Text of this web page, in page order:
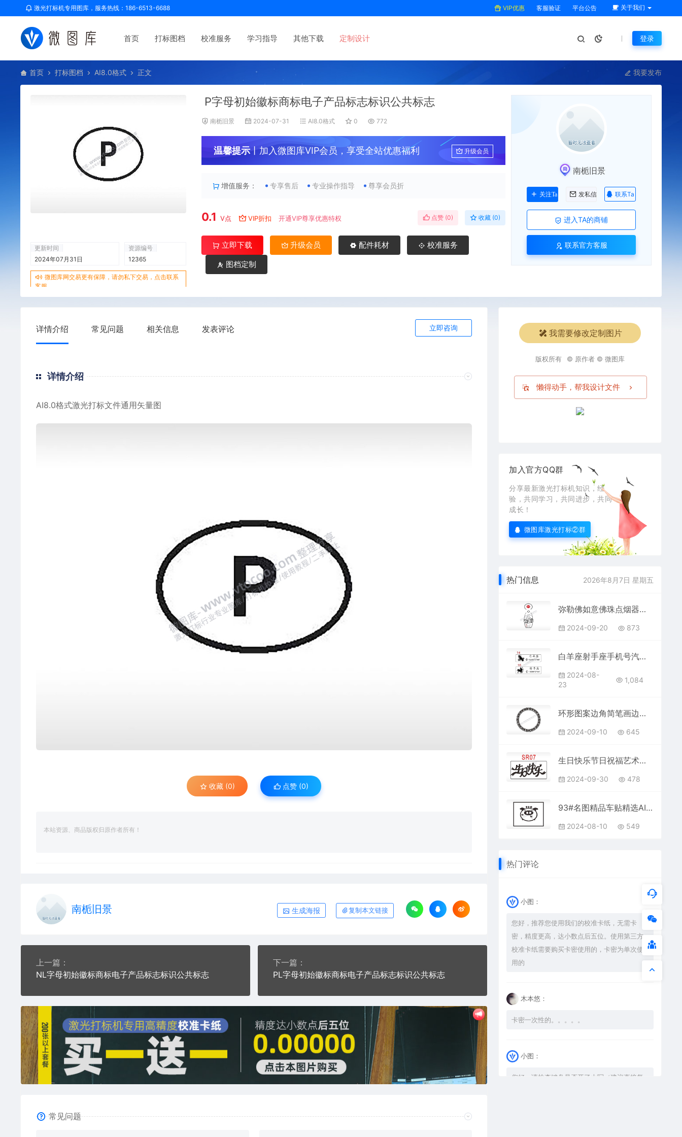
激光打标机专用图库，服务热线：186-6513-6688 VIP优惠 客服验证 平台公告 关于我们
首页 打标图档 校准服务 学习指导 其他下载 定制设计 登录
首页 打标图档 AI8.0格式 正文 我要发布
更新时间
2024年07月31日
资源编号
12365
微图库网交易更有保障，请勿私下交易，点击联系
客服
P字母初始徽标商标电子产品标志标识公共标志
南栀旧景 2024-07-31 AI8.0格式 0 772
温馨提示丨加入微图库VIP会员，享受全站优惠福利 升级会员
增值服务： 专享售后 专业操作指导 尊享会员折
0.1 V点 VIP折扣 开通VIP尊享优惠特权 点赞 (0) 收藏 (0)
立即下载 升级会员 配件耗材
校准服务
图档定制
南栀旧景
关注Ta 发私信 联系Ta
进入TA的商铺
联系官方客服
详情介绍 常见问题 相关信息 发表评论 立即咨询
详情介绍
AI8.0格式激光打标文件通用矢量图
收藏 (0) 点赞 (0)
本站资源、商品版权归原作者所有！
南栀旧景 生成海报 复制本文链接
上一篇：
NL字母初始徽标商标电子产品标志标识公共标志
下一篇：
PL字母初始徽标商标电子产品标志标识公共标志
常见问题
我需要修改定制图片
版权所有 © 原作者 © 微图库
懒得动手，帮我设计文件
加入官方QQ群
分享最新激光打标机知识，经
验，共同学习，共同进步，共同
成长！
微图库激光打标②群
热门信息 2026年8月7日 星期五
弥勒佛如意佛珠点烟器钥匙扣AI8.0格式激光打标文件通用矢量图
2024-09-20 873
白羊座射手座手机号汽车挂件AI8.0格式激光打标文件通用矢量图
2024-08-
23
1,084
环形图案边角简笔画边框大全AI8.0格式激光打标文件通用矢量图
2024-09-10 645
生日快乐节日祝福艺术文字生日类AI8.0格式激光打标文件通用矢量图
2024-09-30 478
93#名图精品车贴精选AI8.0格式激光打标文件通用矢量图
2024-08-10 549
热门评论
小图：
您好，推荐您使用我们的校准卡纸，无需卡
密，精度更高，达小数点后五位。使用第三方
校准卡纸需要购买卡密使用的，卡密为单次使
用的
木本悠：
卡密一次性的。。。。。
小图：
您好，请检查键盘是否开了大写（建议直接复